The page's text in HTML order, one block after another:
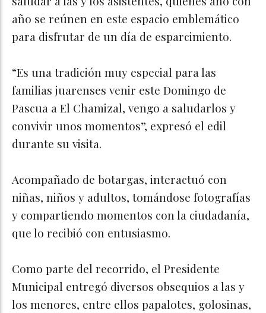
año se reúnen en este espacio emblemático
para disfrutar de un día de esparcimiento.
“Es una tradición muy especial para las
familias juarenses venir este Domingo de
Pascua a El Chamizal, vengo a saludarlos y
convivir unos momentos”, expresó el edil
durante su visita.
Acompañado de botargas, interactuó con
niñas, niños y adultos, tomándose fotografías
y compartiendo momentos con la ciudadanía,
que lo recibió con entusiasmo.
Como parte del recorrido, el Presidente
Municipal entregó diversos obsequios a las y
los menores, entre ellos papalotes, golosinas,